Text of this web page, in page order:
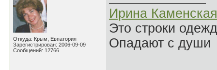
Откуда: Крым, Евпатория
Зарегистрирован: 2006-09-09
Сообщений: 12766
Ирина Каменская
Это строки
Опадают с души